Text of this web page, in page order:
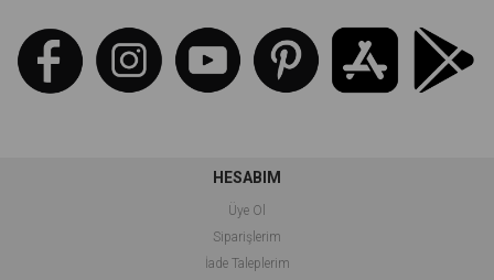
HESABIM
Üye Ol
Siparişlerim
İade Taleplerim